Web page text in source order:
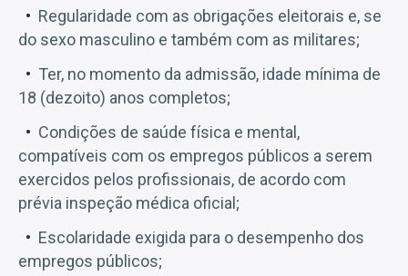
Regularidade com as obrigações eleitorais e, se
do sexo masculino e também com as militares;
Ter, no momento da admissão, idade mínima de
18 (dezoito) anos completos;
Condições de saúde física e mental,
compatíveis com os empregos públicos a serem
exercidos pelos profissionais, de acordo com
prévia inspeção médica oficial;
Escolaridade exigida para o desempenho dos
empregos públicos;